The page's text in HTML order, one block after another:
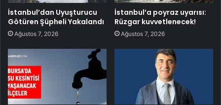
İstanbul’dan Uyuşturucu
Götüren Şüpheli Yakalandı
Ağustos 7, 2026
İstanbul’a poyraz uyarısı:
Rüzgar kuvvetlenecek!
Ağustos 7, 2026